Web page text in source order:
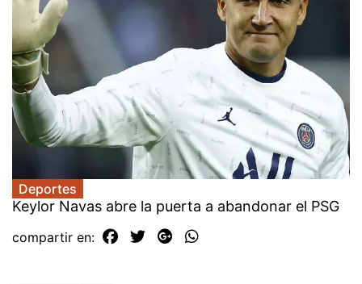
Deportes
Keylor Navas abre la puerta a abandonar el PSG
compartir en: